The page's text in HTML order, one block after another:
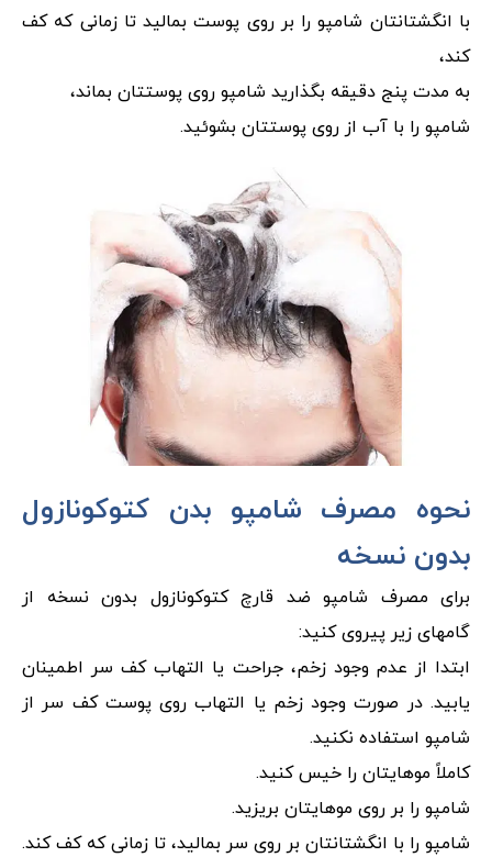
با انگشتانتان شامپو را بر روی پوست بمالید تا زمانی که کف
کند،
به مدت پنج دقیقه بگذارید شامپو روی پوستتان بماند،
شامپو را با آب از روی پوستتان بشوئید.
نحوه مصرف شامپو بدن کتوکونازول
بدون نسخه
برای مصرف شامپو ضد قارچ کتوکونازول بدون نسخه از
گامهای زیر پیروی کنید:
ابتدا از عدم وجود زخم، جراحت یا التهاب کف سر اطمینان
یابید. در صورت وجود زخم یا التهاب روی پوست کف سر از
شامپو استفاده نکنید.
کاملاً موهایتان را خیس کنید.
شامپو را بر روی موهایتان بریزید.
شامپو را با انگشتانتان بر روی سر بمالید، تا زمانی که کف کند.